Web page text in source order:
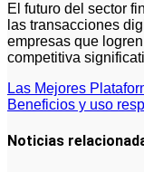
El futuro del sector
las transacciones
empresas que
competitiva
Navegación
de
entradas
Las Mejores
Beneficios y uso
Noticias